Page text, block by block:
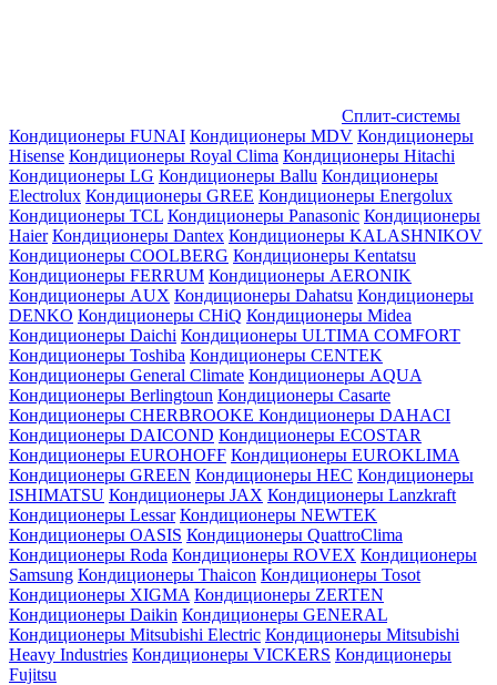
Сплит-системы
Кондиционеры FUNAI Кондиционеры MDV Кондиционеры
Hisense Кондиционеры Royal Clima Кондиционеры Hitachi
Кондиционеры LG Кондиционеры Ballu Кондиционеры
Electrolux Кондиционеры GREE Кондиционеры Energolux
Кондиционеры TCL Кондиционеры Panasonic Кондиционеры
Haier Кондиционеры Dantex Кондиционеры KALASHNIKOV
Кондиционеры СOOLBERG Кондиционеры Kentatsu
Кондиционеры FERRUM Кондиционеры AERONIK
Кондиционеры AUX Кондиционеры Dahatsu Кондиционеры
DENKO Кондиционеры CHiQ Кондиционеры Midea
Кондиционеры Daichi Кондиционеры ULTIMA COMFORT
Кондиционеры Toshiba Кондиционеры CENTEK
Кондиционеры General Climate Кондиционеры AQUA
Кондиционеры Berlingtoun Кондиционеры Casarte
Кондиционеры CHERBROOKE Кондиционеры DAHACI
Кондиционеры DAICOND Кондиционеры ECOSTAR
Кондиционеры EUROHOFF Кондиционеры EUROKLIMA
Кондиционеры GREEN Кондиционеры HEC Кондиционеры
ISHIMATSU Кондиционеры JAX Кондиционеры Lanzkraft
Кондиционеры Lessar Кондиционеры NEWTEK
Кондиционеры OASIS Кондиционеры QuattroClima
Кондиционеры Roda Кондиционеры ROVEX Кондиционеры
Samsung Кондиционеры Thaicon Кондиционеры Tosot
Кондиционеры XIGMA Кондиционеры ZERTEN
Кондиционеры Daikin Кондиционеры GENERAL
Кондиционеры Mitsubishi Electric Кондиционеры Mitsubishi
Heavy Industries Кондиционеры VICKERS Кондиционеры
Fujitsu